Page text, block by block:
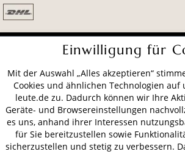
© 2026 HOLZ-LEUTE
* Alle Preise inkl. gesetzl. Mehrwertsteuer
Einwilligung für
Mit der Auswahl „Alles akzeptieren“
Cookies und ähnlichen Technologien auf
leute.de zu. Dadurch können wir Ihre
Geräte- und Browsereinstellungen
es uns, anhand ihrer Interessen
für Sie bereitzustellen sowie
sicherzustellen und stetig zu verbessern.